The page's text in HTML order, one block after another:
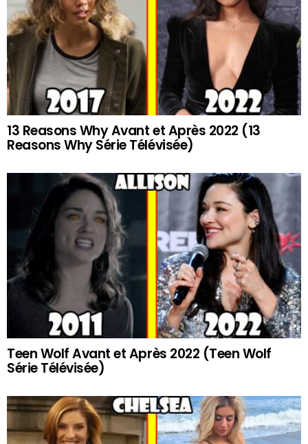
13 Reasons Why Avant et Après 2022 (13
Reasons Why Série Télévisée)
Teen Wolf Avant et Après 2022 (Teen Wolf
Série Télévisée)